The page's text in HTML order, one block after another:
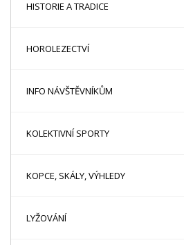
HISTORIE A TRADICE
HOROLEZECTVÍ
INFO NÁVŠTĚVNÍKŮM
KOLEKTIVNÍ SPORTY
KOPCE, SKÁLY, VÝHLEDY
LYŽOVÁNÍ